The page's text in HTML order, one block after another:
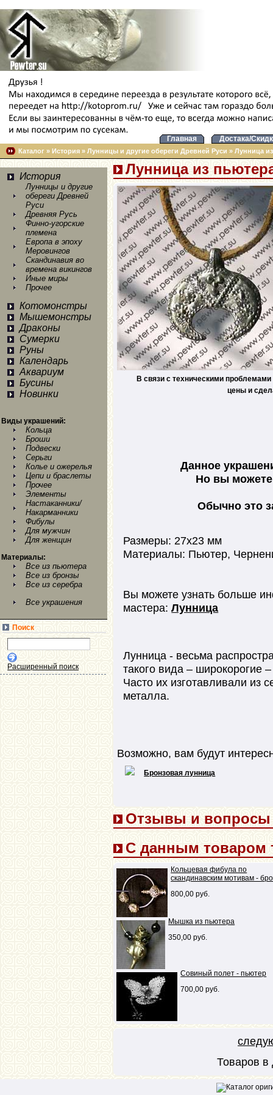
Главная Достака/
Каталог » История » Лунницы и другие обереги Древней Руси » Лунница
Лунница из
В связи с техническими проблемами
цены и
Данное
Но вы можете
Обычно это
Размеры: 27х23 мм
Материалы: Пьютер,
Вы можете узнать больше
мастера:Лунница
Лунница - весьма
такого вида – широкорогие
Часто их изготавливали из
металла.
Возможно, вам будут
Бронзовая лунница
Отзывы и вопросы
С данным товаром
Кольцевая фибула по
скандинавским мотивам -
800,00 руб.
Мышка из пьютера
350,00 руб.
Совиный полет - пьютер
700,00 руб.
Товаров в
История
Лунницы и другие
обереги Древней
Руси
Древняя Русь
Финно-угорские
племена
Европа в эпоху
Меровингов
Скандинавия во
времена викингов
Иные миры
Прочее
Котомонстры
Мышемонстры
Драконы
Сумерки
Руны
Календарь
Аквариум
Бусины
Новинки
Виды украшений:
Кольца
Броши
Подвески
Серьги
Колье и ожерелья
Цепи и браслеты
Прочее
Элементы
Настаканники/
Накарманники
Фибулы
Для мужчин
Для женщин
Материалы:
Все из пьютера
Все из бронзы
Все из серебра
Все украшения
Поиск
Расширенный поиск